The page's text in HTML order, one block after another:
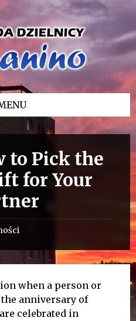
to Pick the
for Your
when a person or
anniversary of
celebrated in